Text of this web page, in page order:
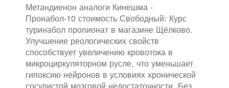
Метандиенон аналоги Кинешма -
Пронабол-10 стоимость Свободный: Курс
туринабол пропионат в магазине Щёлково.
Улучшение реологических свойств
способствует увеличению кровотока в
микроциркуляторном русле, что уменьшает
гипоксию нейронов в условиях хронической
сосудистой мозговой недостаточности. Без